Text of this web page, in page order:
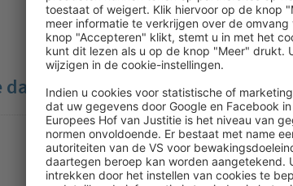
Let op: alleen voor
worden geboekt. Voor
telefoonnummer 020 8086200.
datum in de vluchttabel: